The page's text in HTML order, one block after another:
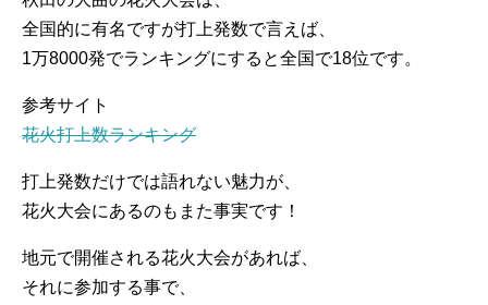
全国的に有名ですが打上発数で言えば、
1万8000発でランキングにすると全国で18位です。
参考サイト
花火打上数ランキング
打上発数だけでは語れない魅力が、
花火大会にあるのもまた事実です！
地元で開催される花火大会があれば、
それに参加する事で、